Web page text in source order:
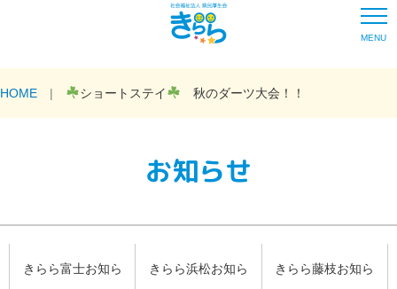
MENU
HOME ショートステイ 秋のダーツ大会！！
お知らせ
きらら富士お知ら
きらら浜松お知ら
きらら藤枝お知ら